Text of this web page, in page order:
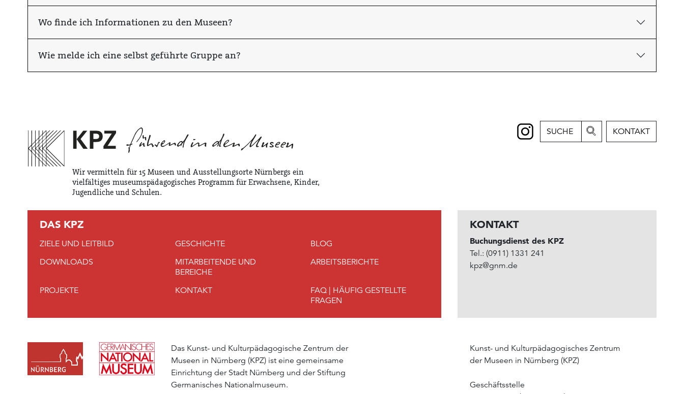
Wo finde ich Informationen zu den Museen?
Wie melde ich eine selbst geführte Gruppe an?
Wir vermitteln für 15 Museen und Ausstellungsorte Nürnbergs ein
vielfältiges museumspädagogisches Programm für Erwachsene, Kinder,
Jugendliche und Schulen.
SUCHE KONTAKT
DAS KPZ
ZIELE UND LEITBILD GESCHICHTE
BLOG
DOWNLOADS
MITARBEITENDE UND
BEREICHE
ARBEITSBERICHTE
PROJEKTE KONTAKT
FAQ | HÄUFIG GESTELLTE
FRAGEN
KONTAKT
Buchungsdienst des KPZ
Tel.: (0911) 1331 241
kpz@gnm.de
Das Kunst- und Kulturpädagogische Zentrum der
Museen in Nürnberg (KPZ) ist eine gemeinsame
Einrichtung der Stadt Nürnberg und der Stiftung
Germanisches Nationalmuseum.
Kunst- und Kulturpädagogisches Zentrum
der Museen in Nürnberg (KPZ)
Geschäftsstelle